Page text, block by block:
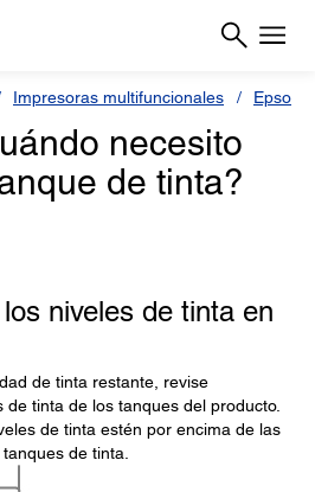
Impresoras multifuncionales Epson L
necesito
de tinta?
niveles de tinta en
de tinta restante, revise
de tinta de los tanques del producto.
de tinta estén por encima de las
de tinta.